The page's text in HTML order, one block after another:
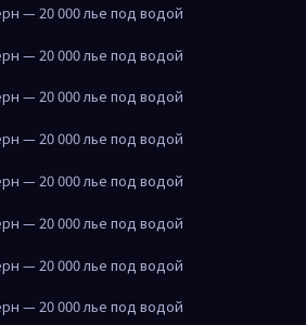
— 20 000 лье под водой
— 20 000 лье под водой
— 20 000 лье под водой
— 20 000 лье под водой
— 20 000 лье под водой
— 20 000 лье под водой
— 20 000 лье под водой
— 20 000 лье под водой